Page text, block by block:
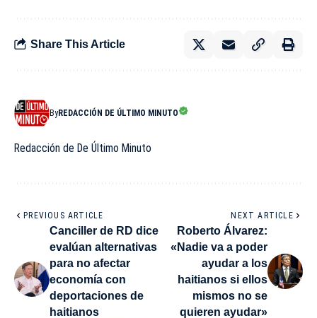
Share This Article
ByREDACCIÓN DE ÚLTIMO MINUTO
Redacción de De Último Minuto
PREVIOUS ARTICLE
Canciller de RD dice
evalúan alternativas
para no afectar
economía con
deportaciones de
haitianos
NEXT ARTICLE
Roberto Álvarez:
«Nadie va a poder
ayudar a los
haitianos si ellos
mismos no se
quieren ayudar»